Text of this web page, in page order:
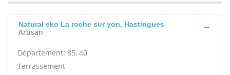
Natural eko La roche sur yon, Hastingues
Artisan
Département: 85, 40
Terrassement -